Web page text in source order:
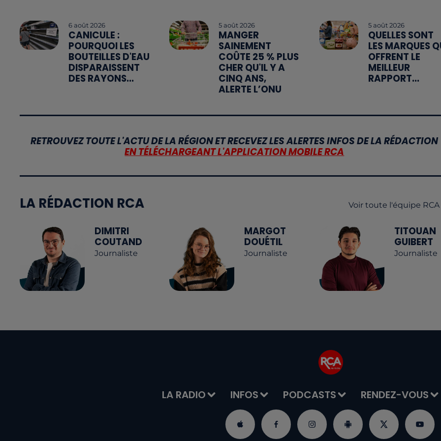
6 août 2026
CANICULE :
POURQUOI LES
BOUTEILLES D'EAU
DISPARAISSENT
DES RAYONS...
5 août 2026
MANGER
SAINEMENT
COÛTE 25 % PLUS
CHER QU'IL Y A
CINQ ANS,
ALERTE L’ONU
5 août 2026
QUELLES SONT
LES MARQUES
OFFRENT LE
MEILLEUR
RAPPORT...
RETROUVEZ TOUTE L'ACTU DE LA RÉGION ET RECEVEZ LES ALERTES INFOS DE LA RÉDACTION
EN TÉLÉCHARGEANT L'APPLICATION MOBILE RCA
LA RÉDACTION RCA Voir toute l'équipe RCA
DIMITRI
COUTAND
Journaliste
MARGOT
DOUÉTIL
Journaliste
TITOUAN
GUIBERT
Journaliste
LA RADIO INFOS PODCASTS RENDEZ-VOUS